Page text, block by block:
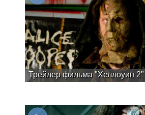
Трейлер фильма "Хеллоуин 2"